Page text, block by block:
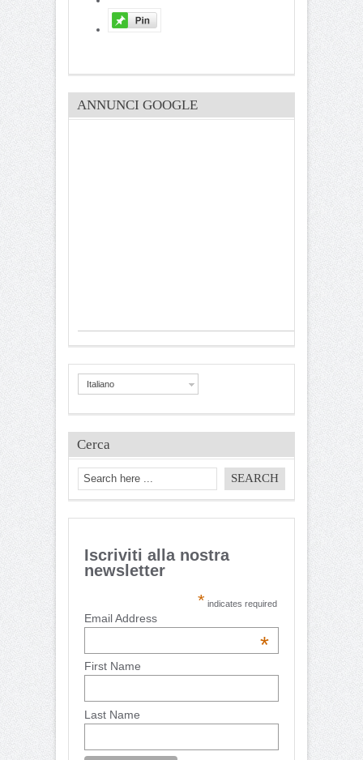
ANNUNCI GOOGLE
Italiano
Cerca
Iscriviti alla nostra
newsletter
* indicates required
Email Address
*
First Name
Last Name